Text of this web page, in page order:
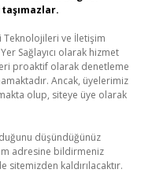
Teknolojileri ve İletişim
Sağlayıcı olarak hizmet
proaktif olarak denetleme
Ancak, üyelerimiz
olup, siteye üye olarak
düşündüğünüz
adresine bildirmeniz
kaldırılacaktır.